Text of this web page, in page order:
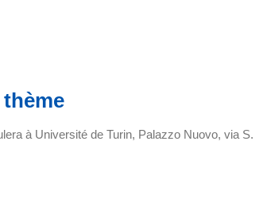
à Université de Turin, Palazzo Nuovo, via S.